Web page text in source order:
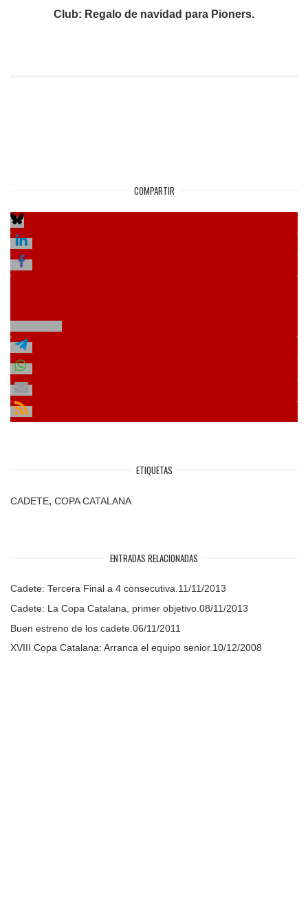
Club: Regalo de navidad para Pioners.
COMPARTIR
ETIQUETAS
CADETE, COPA CATALANA
ENTRADAS RELACIONADAS
Cadete: Tercera Final a 4 consecutiva. 11/11/2013
Cadete: La Copa Catalana, primer objetivo. 08/11/2013
Buen estreno de los cadete. 06/11/2011
XVIII Copa Catalana: Arranca el equipo senior.10/12/2008